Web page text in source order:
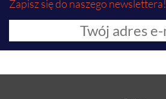
Zapisz się do naszego newslettera!